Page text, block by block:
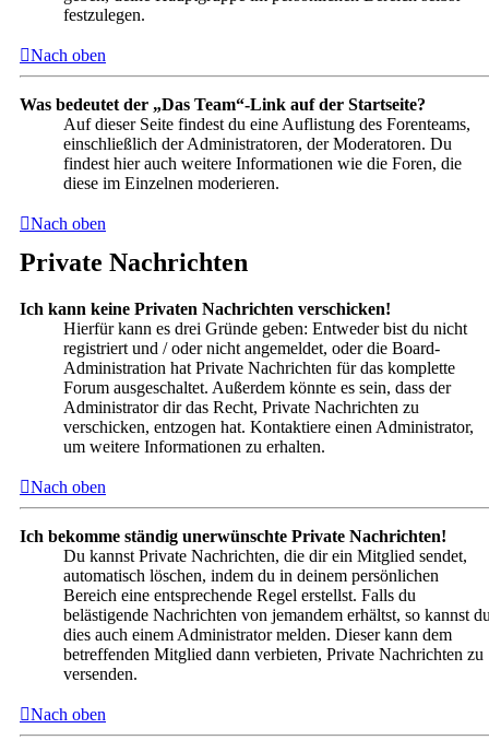
festzulegen.
Nach oben
Was bedeutet der „Das Team“-Link auf der Startseite?
Auf dieser Seite findest du eine Auflistung des Forenteams,
einschließlich der Administratoren, der Moderatoren. Du
findest hier auch weitere Informationen wie die Foren, die
diese im Einzelnen moderieren.
Nach oben
Private Nachrichten
Ich kann keine Privaten Nachrichten verschicken!
Hierfür kann es drei Gründe geben: Entweder bist du nicht
registriert und / oder nicht angemeldet, oder die Board-
Administration hat Private Nachrichten für das komplette
Forum ausgeschaltet. Außerdem könnte es sein, dass der
Administrator dir das Recht, Private Nachrichten zu
verschicken, entzogen hat. Kontaktiere einen Administrator,
um weitere Informationen zu erhalten.
Nach oben
Ich bekomme ständig unerwünschte Private Nachrichten!
Du kannst Private Nachrichten, die dir ein Mitglied sendet,
automatisch löschen, indem du in deinem persönlichen
Bereich eine entsprechende Regel erstellst. Falls du
belästigende Nachrichten von jemandem erhältst, so kannst
dies auch einem Administrator melden. Dieser kann dem
betreffenden Mitglied dann verbieten, Private Nachrichten zu
versenden.
Nach oben